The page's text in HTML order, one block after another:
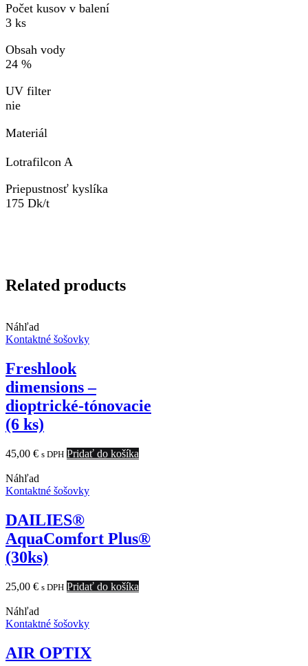
Počet kusov v balení
3 ks
Obsah vody
24 %
UV filter
nie
Materiál
Lotrafilcon A
Priepustnosť kyslíka
175 Dk/t
Related products
Náhľad
Kontaktné šošovky
Freshlook
dimensions –
dioptrické-tónovacie
(6 ks)
45,00 € s DPH Pridať do košíka
Náhľad
Kontaktné šošovky
DAILIES®
AquaComfort Plus®
(30ks)
25,00 € s DPH Pridať do košíka
Náhľad
Kontaktné šošovky
AIR OPTIX